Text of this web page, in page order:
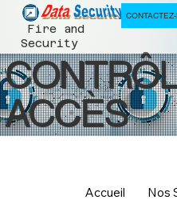
Fire and
Security
ACCÈS
Accueil Nos